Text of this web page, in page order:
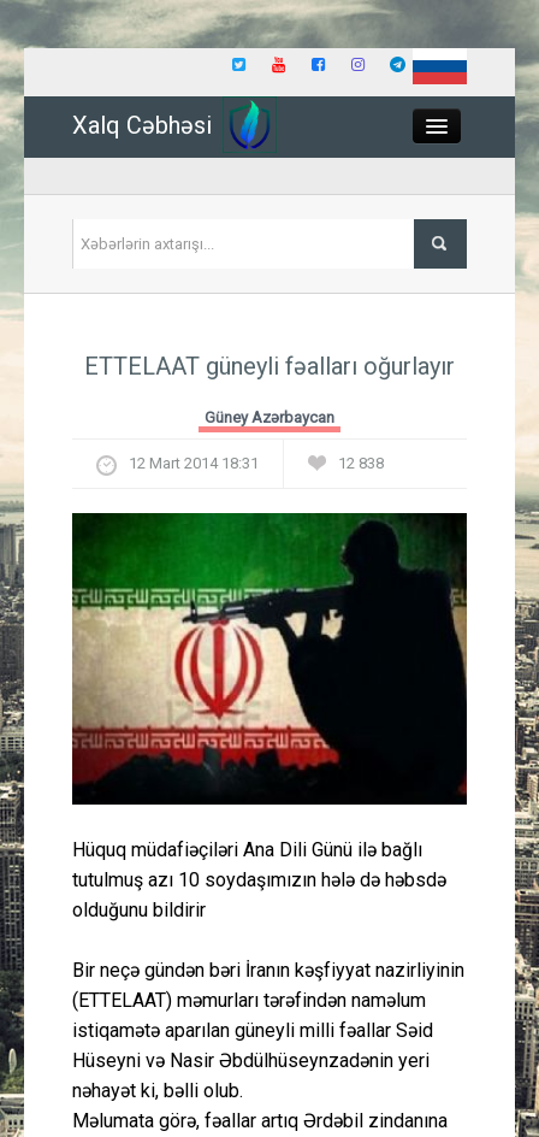
Xalq Cəbhəsi
İqtisadiyyat
Dünya
Güney Azərbaycan
Mədəniyyət
İdman
Gündəm
Peşə etikası
Əlaqə
ETTELAAT güneyli fəalları oğurlayır
Güney Azərbaycan
12 Mart 2014 18:31 12 838
Hüquq müdafiəçiləri Ana Dili Günü ilə bağlı
tutulmuş azı 10 soydaşımızın hələ də həbsdə
olduğunu bildirir
Bir neçə gündən bəri İranın kəşfiyyat nazirliyinin
(ETTELAAT) məmurları tərəfindən naməlum
istiqamətə aparılan güneyli milli fəallar Səid
Hüseyni və Nasir Əbdülhüseynzadənin yeri
nəhayət ki, bəlli olub.
Məlumata görə, fəallar artıq Ərdəbil zindanına